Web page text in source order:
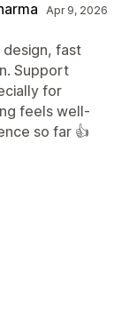
Apr 9, 2026
fast
Support
for
feels well-
so far 👍